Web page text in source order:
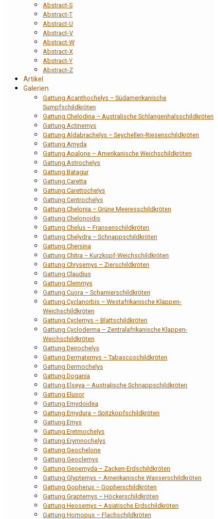
Abstract-S
Abstract-T
Abstract-U
Abstract-V
Abstract-W
Abstract-X
Abstract-Y
Abstract-Z
Artikel
Galerien
Gattung Acanthochelys – Südamerikanische
Sumpfschildkröten
Gattung Chelodina – Australische Schlangenhalsschildkröten
Gattung Actinemys
Gattung Aldabrachelys – Seychellen-Riesenschildkröten
Gattung Amyda
Gattung Apalone – Amerikanische Weichschildkröten
Gattung Astrochelys
Gattung Batagur
Gattung Caretta
Gattung Carettochelys
Gattung Centrochelys
Gattung Chelonia – Grüne Meeresschildkröten
Gattung Chelonoidis
Gattung Chelus – Fransenschildkröten
Gattung Chelydra – Schnappschildkröten
Gattung Chersina
Gattung Chitra – Kurzkopf-Weichschildkröten
Gattung Chrysemys – Zierschildkröten
Gattung Claudius
Gattung Clemmys
Gattung Cuora – Scharnierschildkröten
Gattung Cyclanorbis – Westafrikanische Klappen-
Weichschildkröten
Gattung Cyclemys – Blattschildkröten
Gattung Cycloderma – Zentralafrikanische Klappen-
Weichschildkröten
Gattung Deirochelys
Gattung Dermatemys – Tabascoschildkröten
Gattung Dermochelys
Gattung Dogania
Gattung Elseya – Australische Schnappschildkröten
Gattung Elusor
Gattung Emydoidea
Gattung Emydura – Spitzkopfschildkröten
Gattung Emys
Gattung Eretmochelys
Gattung Erymnochelys
Gattung Geochelone
Gattung Geoclemys
Gattung Geoemyda – Zacken-Erdschildkröten
Gattung Glyptemys – Amerikanische Wasserschildkröten
Gattung Gopherus – Gopherschildkröten
Gattung Graptemys – Höckerschildkröten
Gattung Heosemys – Asiatische Erdschildkröten
Gattung Homopus – Flachschildkröten